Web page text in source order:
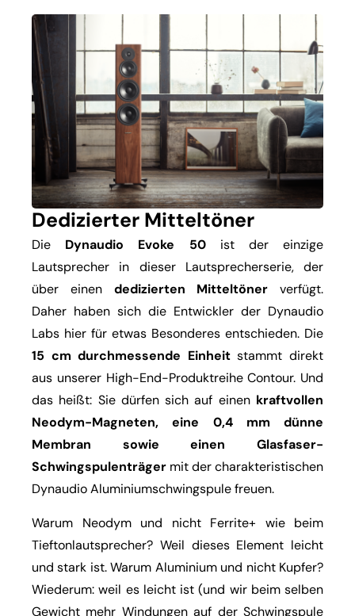
Dedizierter Mitteltöner
Die Dynaudio Evoke 50ist der einzige
Lautsprecher in dieser Lautsprecherserie, der
über einen dedizierten Mitteltöner verfügt.
Daher haben sich die Entwickler der Dynaudio
Labs hier für etwas Besonderes entschieden. Die
15 cm durchmessende Einheitstammt direkt
aus unserer High-End-Produktreihe Contour. Und
das heißt: Sie dürfen sich auf einen kraftvollen
Neodym-Magneten, eine 0,4 mm dünne
Membran sowie einen Glasfaser-
Schwingspulenträger mit der charakteristischen
Dynaudio Aluminiumschwingspule freuen.
Warum Neodym und nicht Ferrite+ wie beim
Tieftonlautsprecher? Weil dieses Element leicht
und stark ist. Warum Aluminium und nicht Kupfer?
Wiederum: weil es leicht ist (und wir beim selben
Gewicht mehr Windungen auf der Schwingspule